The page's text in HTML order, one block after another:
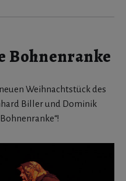
Bohnenranke
Weihnachtstück des
Biller und Dominik